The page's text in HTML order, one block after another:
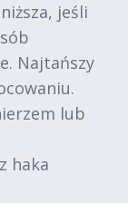
jeśli
Najtańszy
lub
haka